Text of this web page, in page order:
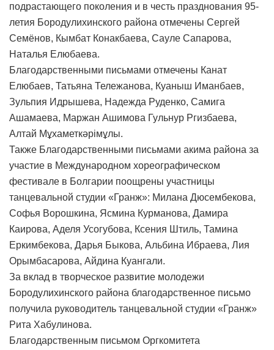
подрастающего поколения и в честь празднования 95-
летия Бородулихинского района отмечены Сергей
Семёнов, Кымбат Конакбаева, Сауле Сапарова,
Наталья Елюбаева.
Благодарственными письмами отмечены Канат
Елюбаев, Татьяна Тележанова, Куаныш Иманбаев,
Зульпия Идрышева, Надежда Руденко, Самига
Ашамаева, Маржан Ашимова Гульнур Ргизбаева,
Алтай Мұхаметкәрімұлы.
Также Благодарственными письмами акима района за
участие в Международном хореографическом
фестивале в Болгарии поощрены участницы
танцевальной студии «Гранж»: Милана Дюсембекова,
Софья Ворошкина, Ясмина Курманова, Дамира
Каирова, Аделя Усогубова, Ксения Штиль, Тамина
Еркимбекова, Дарья Быкова, Альбина Ибраева, Лия
Орымбасарова, Айдина Куангали.
За вклад в творческое развитие молодежи
Бородулихинского района благодарственное письмо
получила руководитель танцевальной студии «Гранж»
Рита Хабулинова.
Благодарственным письмом Оргкомитета